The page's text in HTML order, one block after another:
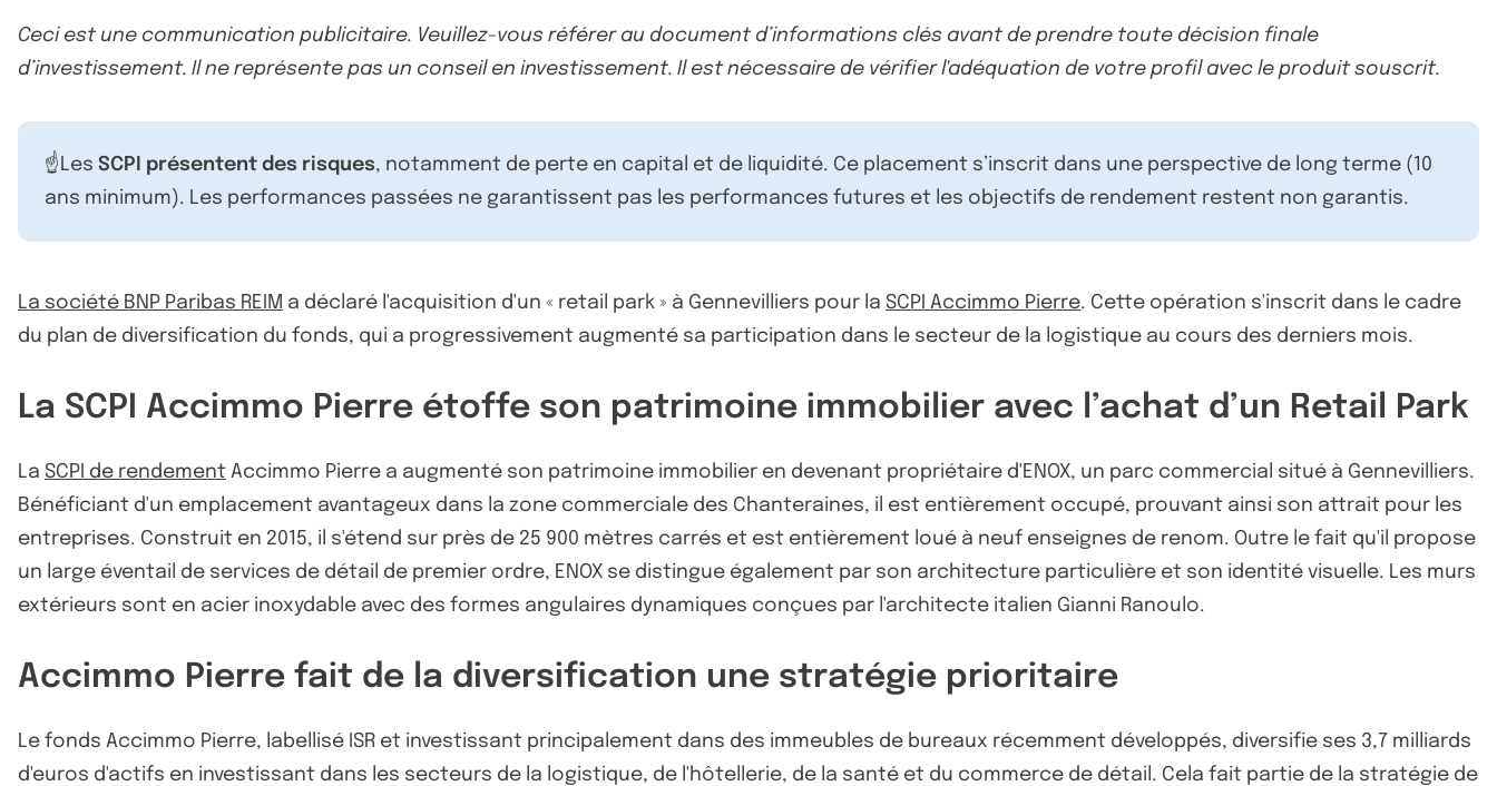
Ceci est une communication publicitaire. Veuillez-vous référer au document d’informations clés avant de prendre toute décision finale
d’investissement. Il ne représente pas un conseil en investissement. Il est nécessaire de vérifier l'adéquation de votre profil avec le produit souscrit.
☝️Les SCPI présentent des risques, notamment de perte en capital et de liquidité. Ce placement s’inscrit dans une perspective de long terme (10
ans minimum). Les performances passées ne garantissent pas les performances futures et les objectifs de rendement restent non garantis.
La société BNP Paribas REIM a déclaré l'acquisition d'un « retail park » à Gennevilliers pour la SCPI Accimmo Pierre. Cette opération s'inscrit dans le cadre
du plan de diversification du fonds, qui a progressivement augmenté sa participation dans le secteur de la logistique au cours des derniers mois.
La SCPI Accimmo Pierre étoffe son patrimoine immobilier avec l’achat d’un Retail Park
La SCPI de rendement Accimmo Pierre a augmenté son patrimoine immobilier en devenant propriétaire d'ENOX, un parc commercial situé à Gennevilliers.
Bénéficiant d'un emplacement avantageux dans la zone commerciale des Chanteraines, il est entièrement occupé, prouvant ainsi son attrait pour les
entreprises. Construit en 2015, il s'étend sur près de 25 900 mètres carrés et est entièrement loué à neuf enseignes de renom. Outre le fait qu'il propose
un large éventail de services de détail de premier ordre, ENOX se distingue également par son architecture particulière et son identité visuelle. Les murs
extérieurs sont en acier inoxydable avec des formes angulaires dynamiques conçues par l'architecte italien Gianni Ranoulo.
Accimmo Pierre fait de la diversification une stratégie prioritaire
Le fonds Accimmo Pierre, labellisé ISR et investissant principalement dans des immeubles de bureaux récemment développés, diversifie ses 3,7 milliards
d'euros d'actifs en investissant dans les secteurs de la logistique, de l'hôtellerie, de la santé et du commerce de détail. Cela fait partie de la stratégie de